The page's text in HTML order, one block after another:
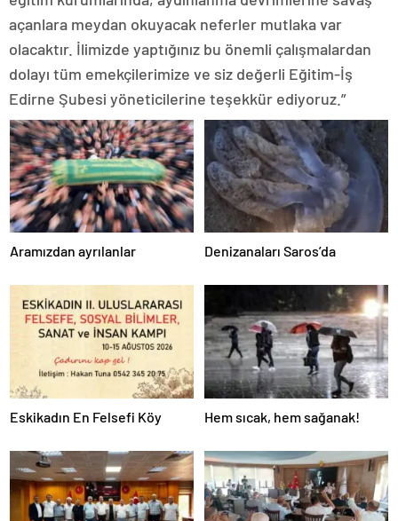
açanlara meydan okuyacak neferler mutlaka var
olacaktır. İlimizde yaptığınız bu önemli çalışmalardan
dolayı tüm emekçilerimize ve siz değerli Eğitim-İş
Edirne Şubesi yöneticilerine teşekkür ediyoruz.”
Aramızdan ayrılanlar Denizanaları Saros’da
Eskikadın En Felsefi Köy Hem sıcak, hem sağanak!